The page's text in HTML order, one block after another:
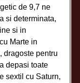
de 9,7 ne
si determinata,
si in
Marte in
dragoste pentru
depasi toate
sextil cu Saturn,